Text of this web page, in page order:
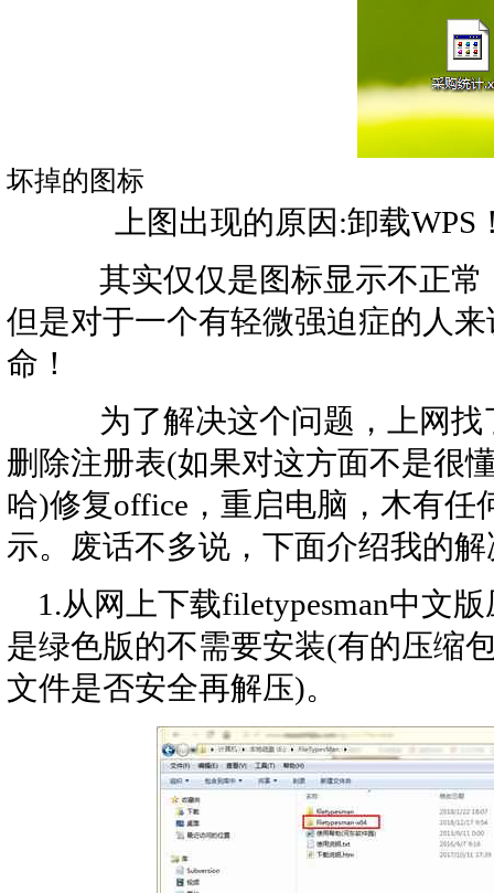
坏掉的图标
上图出现的原因:卸载WPS
其实仅仅是图标显示不正常
但是对于一个有轻微强迫症的人
命！
为了解决这个问题，上网找
删除注册表(如果对这方面不是很
哈)修复office，重启电脑，木有任
示。废话不多说，下面介绍我的
1.从网上下载filetypesman中文
是绿色版的不需要安装(有的压缩
文件是否安全再解压)。